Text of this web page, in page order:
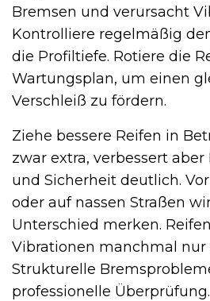
Bremsen und verursacht
Kontrolliere regelmäßig
die Profiltiefe. Rotiere die
Wartungsplan, um einen
Verschleiß zu fördern.
Ziehe bessere Reifen in
zwar extra, verbessert
und Sicherheit deutlich.
oder auf nassen Straßen
Unterschied merken.
Vibrationen manchmal nur
Strukturelle
professionelle Überprüfung.